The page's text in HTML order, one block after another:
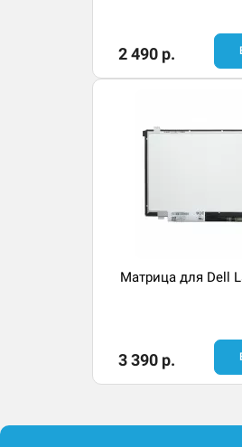
2 490 р.
Матрица для Dell
3 390 р.